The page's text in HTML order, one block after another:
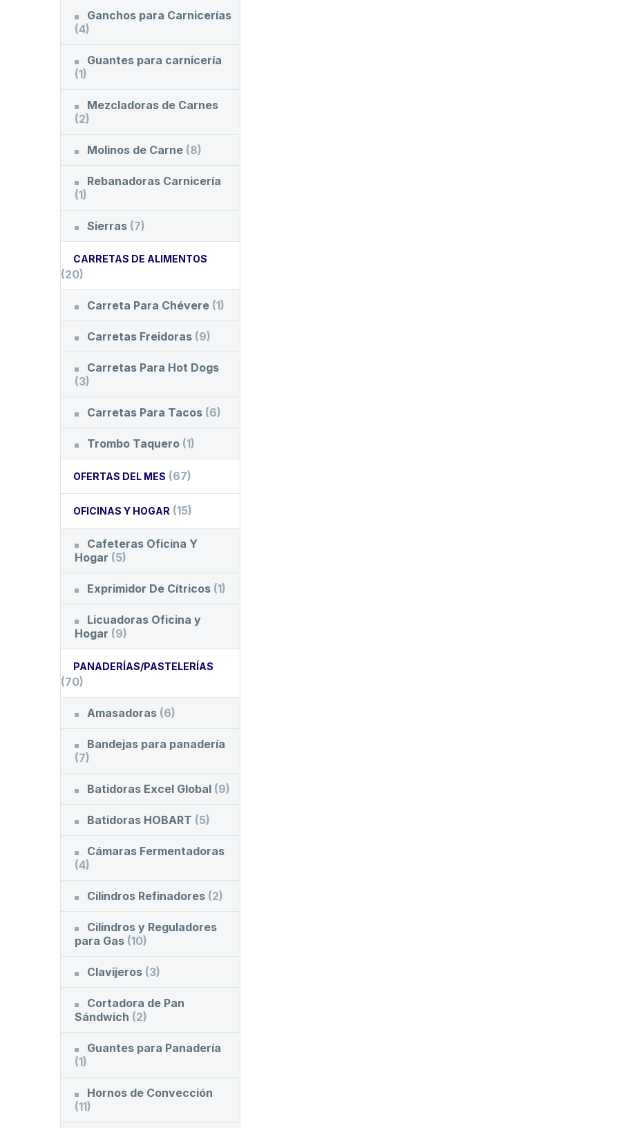
Ganchos para Carnicerías
(4)
Guantes para carnicería
(1)
Mezcladoras de Carnes
(2)
Molinos de Carne (8)
Rebanadoras Carnicería
(1)
Sierras (7)
CARRETAS DE ALIMENTOS
(20)
Carreta Para Chévere (1)
Carretas Freidoras (9)
Carretas Para Hot Dogs
(3)
Carretas Para Tacos (6)
Trombo Taquero (1)
OFERTAS DEL MES (67)
OFICINAS Y HOGAR (15)
Cafeteras Oficina Y
Hogar (5)
Exprimidor De Cítricos (1)
Licuadoras Oficina y
Hogar (9)
PANADERÍAS/PASTELERÍAS
(70)
Amasadoras (6)
Bandejas para panadería
(7)
Batidoras Excel Global (9)
Batidoras HOBART (5)
Cámaras Fermentadoras
(4)
Cilindros Refinadores (2)
Cilindros y Reguladores
para Gas (10)
Clavijeros (3)
Cortadora de Pan
Sándwich (2)
Guantes para Panadería
(1)
Hornos de Convección
(11)